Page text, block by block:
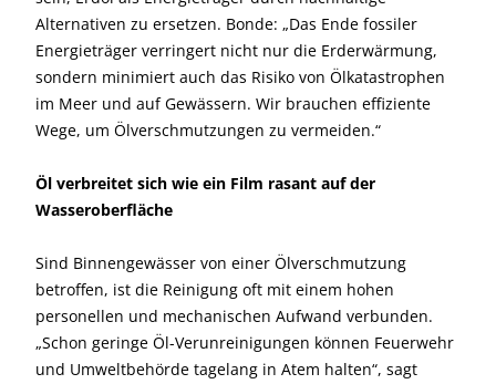
Alternativen zu ersetzen. Bonde: „Das Ende fossiler
Energieträger verringert nicht nur die Erderwärmung,
sondern minimiert auch das Risiko von Ölkatastrophen
im Meer und auf Gewässern. Wir brauchen effiziente
Wege, um Ölverschmutzungen zu vermeiden.“
Öl verbreitet sich wie ein Film rasant auf der
Wasseroberfläche
Sind Binnengewässer von einer Ölverschmutzung
betroffen, ist die Reinigung oft mit einem hohen
personellen und mechanischen Aufwand verbunden.
„Schon geringe Öl-Verunreinigungen können Feuerwehr
und Umweltbehörde tagelang in Atem halten“, sagt